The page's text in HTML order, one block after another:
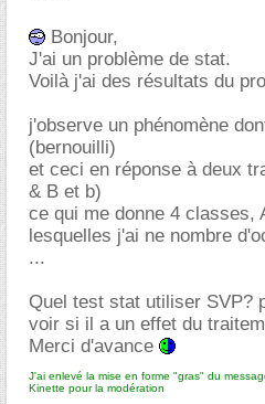
Bonjour,
J'ai un problème de stat.
Voilà j'ai des résultats du
j'observe un phénomène
(bernouilli)
et ceci en réponse à deux
& B et b)
ce qui me donne 4 classes,
lesquelles j'ai ne nombre
...
Quel test stat utiliser SVP?
voir si il a un effet du
Merci d'avance
J'ai enlevé la mise en forme "gras" du
Kinette pour la modération